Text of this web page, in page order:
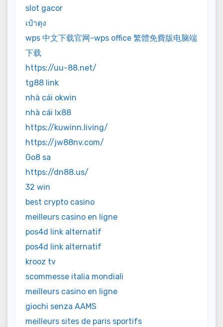
slot gacor
เป๋าตุง
wps 中文下载官网-wps office 繁體免費版电脑端
下载
https://uu-88.net/
tg88 link
nhà cái okwin
nhà cái lx88
https://kuwinn.living/
https://jw88nv.com/
Go8 sa
https://dn88.us/
32 win
best crypto casino
meilleurs casino en ligne
pos4d link alternatif
pos4d link alternatif
krooz tv
scommesse italia mondiali
meilleurs casino en ligne
giochi senza AAMS
meilleurs sites de paris sportifs